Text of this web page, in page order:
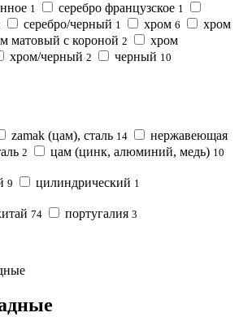
1 серебро французское 1
серебро/черный 1 хром 6
хром
матовый с короной 2
хром
хром/черный 2 черный 10
zamak (цам), сталь 14
нержавеющая
2 цам (цинк, алюминий, медь) 10
9 цилиндрический 1
74 португалия 3